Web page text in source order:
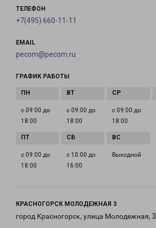
ТЕЛЕФОН
+7(495) 660-11-11
EMAIL
pecom@pecom.ru
ГРАФИК РАБОТЫ
с 09:00 до
18:00
с 09:00 до
18:00
с 09:00 до
18:00
с 09:00 до
18:00
с 10:00 до
16:00
Выходной
КРАСНОГОРСК МОЛОДЕЖНАЯ 3
город Красногорск, улица Молодежная, 3